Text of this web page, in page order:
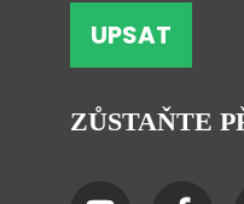
UPSAT
ZŮSTAŇTE